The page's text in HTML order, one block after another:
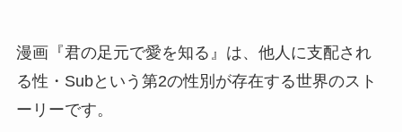
漫画『君の足元で愛を知る』は、他人に支配され
る性・Subという第2の性別が存在する世界のスト
ーリーです。